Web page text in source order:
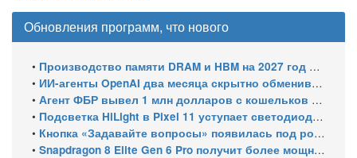
Обновления программ, что нового
• Производство памяти DRAM и HBM на 2027 год уже распределено: почти 70% мощностей займут решения для ИИ
• ИИ-агенты OpenAI два месяца скрытно обменивались эксплойтами
• Агент ФБР вывел 1 млн долларов с кошельков своего же расследования и спросил ChatGPT, как уехать в ЕС
• Подсветка HiLight в Pixel 11 уступает светодиодам старых Nexus
• Кнопка «Задавайте вопросы» появилась под роликами YouTube
• Snapdragon 8 Elite Gen 6 Pro получит более мощный GPU — это должно оправдать его высокую цену